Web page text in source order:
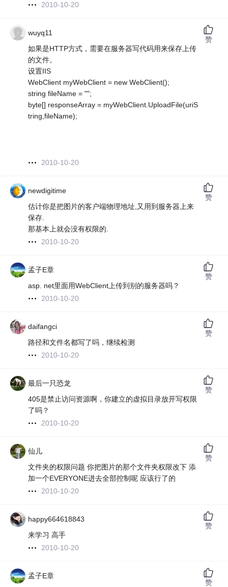
2010-10-20
wuyq11
如果是HTTP方式，需要在服务器写代码用来保存上传
的文件。
设置IIS
WebClient myWebClient = new WebClient();
string fileName = "";
byte[] responseArray = myWebClient.UploadFile(uriS
tring,fileName);
2010-10-20
赞
newdigitime
估计你是把图片的客户端物理地址,又用到服务器上来
保存.
那基本上就会没有权限的.
2010-10-20
赞
孟子E章
asp. net里面用WebClient上传到别的服务器吗？
2010-10-20
赞
daifangci
路径和文件名都写了吗，继续检测
2010-10-20
赞
最后一只恐龙
405是禁止访问资源啊，你建立的虚拟目录放开写权限
了吗？
2010-10-20
赞
仙儿
文件夹的权限问题 你把图片的那个文件夹权限改下 添
加一个EVERYONE进去全部控制呢 应该行了的
2010-10-20
赞
happy664618843
来学习 高手
2010-10-20
赞
孟子E章
赞